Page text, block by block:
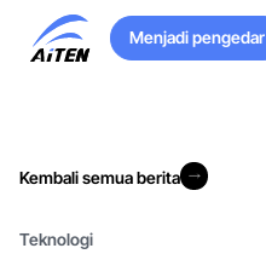
Langkau
Kandungan
Menjadi pengedar
Menjadi pengedar
Kembali semua berita
Teknologi